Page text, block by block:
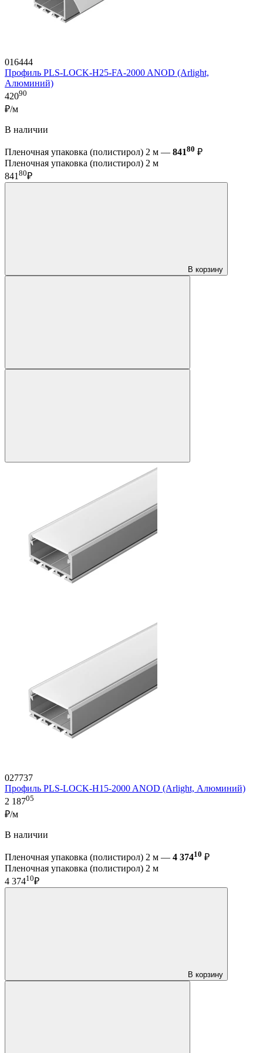
016444
Профиль PLS-LOCK-H25-FA-2000 ANOD (Arlight,
Алюминий)
42090
₽/м
В наличии
Пленочная упаковка (полистирол) 2 м — 84180 ₽
Пленочная упаковка (полистирол) 2 м
84180₽
В корзину
027737
Профиль PLS-LOCK-H15-2000 ANOD (Arlight, Алюминий)
2 18705
₽/м
В наличии
Пленочная упаковка (полистирол) 2 м — 4 37410 ₽
Пленочная упаковка (полистирол) 2 м
4 37410₽
В корзину